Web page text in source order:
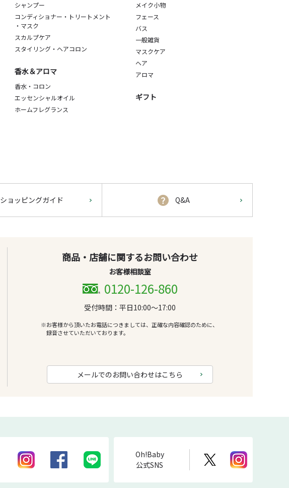
シャンプー
コンディショナー・トリートメント
・マスク
スカルプケア
スタイリング・ヘアコロン
香水＆アロマ
香水・コロン
エッセンシャルオイル
ホームフレグランス
メイク小物
フェース
バス
一般雑貨
マスクケア
ヘア
アロマ
ギフト
ショッピングガイド Q&A
商品・店舗に関するお問い合わせ
お客様相談室
0120-126-860
受付時間：平日10:00～17:00
※お客様から頂いたお電話につきましては、正確な内容確認のために、
録音させていただいております。
メールでのお問い合わせはこちら
Oh!Baby
公式SNS